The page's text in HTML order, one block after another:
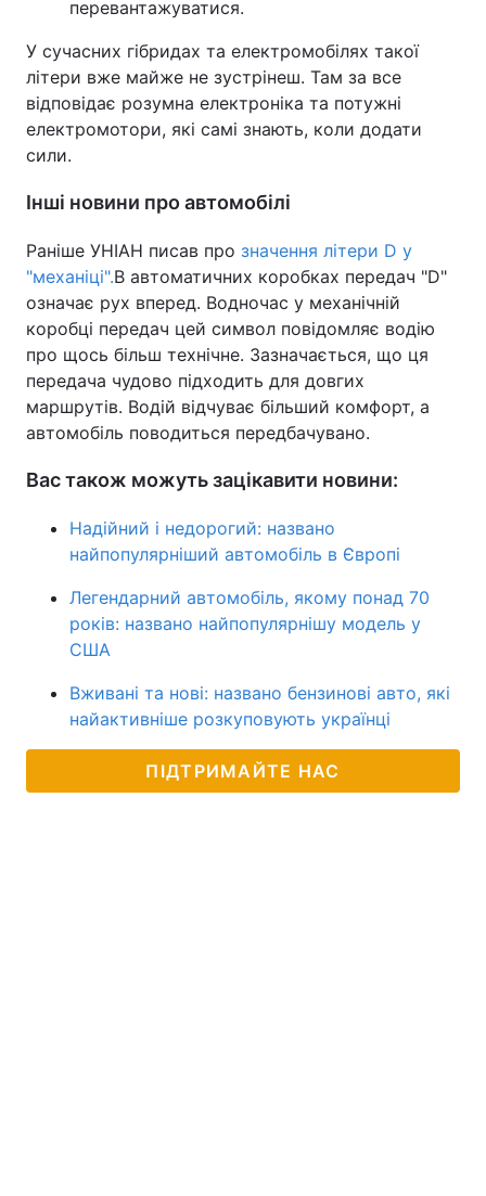
перевантажуватися.
У сучасних гібридах та електромобілях такої
літери вже майже не зустрінеш. Там за все
відповідає розумна електроніка та потужні
електромотори, які самі знають, коли додати
сили.
Інші новини про автомобілі
Раніше УНІАН писав про значення літери D у
"механіці".В автоматичних коробках передач "D"
означає рух вперед. Водночас у механічній
коробці передач цей символ повідомляє водію
про щось більш технічне. Зазначається, що ця
передача чудово підходить для довгих
маршрутів. Водій відчуває більший комфорт, а
автомобіль поводиться передбачувано.
Вас також можуть зацікавити новини:
Надійний і недорогий: названо
найпопулярніший автомобіль в Європі
Легендарний автомобіль, якому понад 70
років: названо найпопулярнішу модель у
США
Вживані та нові: названо бензинові авто, які
найактивніше розкуповують українці
ПІДТРИМАЙТЕ НАС